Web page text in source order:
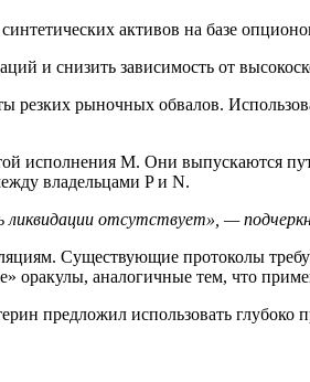
активов на базе
и снизить зависимость от
резких рыночных обвалов.
исполнения M. Они выпускаются
владельцами P и N.
отсутствует», —
Существующие протоколы
оракулы, аналогичные тем, что
предложил использовать